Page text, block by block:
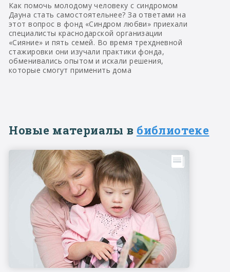
Как помочь молодому человеку с синдромом
Дауна стать самостоятельнее? За ответами на
этот вопрос в фонд «Синдром любви» приехали
специалисты краснодарской организации
«Сияние» и пять семей. Во время трехдневной
стажировки они изучали практики фонда,
обменивались опытом и искали решения,
которые смогут применить дома
Новые материалы в библиотеке